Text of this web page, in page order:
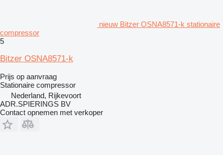
nieuw Bitzer OSNA8571-k stationaire
compressor
5
Bitzer OSNA8571-k
Prijs op aanvraag
Stationaire compressor
Nederland, Rijkevoort
ADR.SPIERINGS BV
Contact opnemen met verkoper